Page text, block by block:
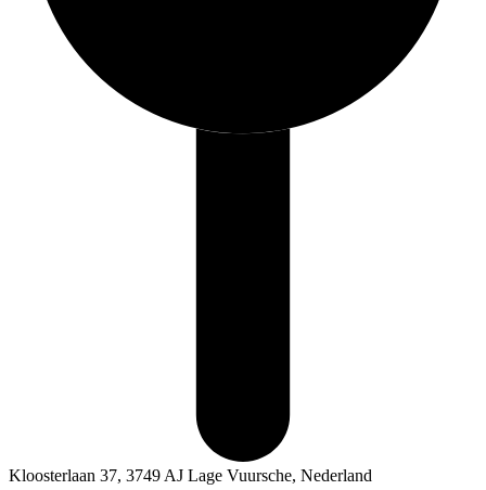
Kloosterlaan 37, 3749 AJ Lage Vuursche, Nederland